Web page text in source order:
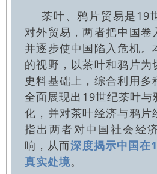
茶叶、鸦片贸易是19
对外贸易，两者把中国卷
并逐步使中国陷入危机。
的视野，以茶叶和鸦片为
史料基础上，综合利用多
全面展现出19世纪茶叶与
化，并对茶叶经济与鸦片
指出两者对中国社会经
响，从而深度揭示中国在
真实处境。